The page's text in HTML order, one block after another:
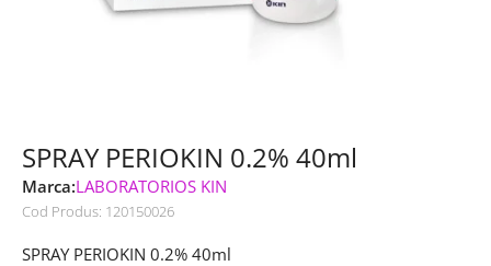
SPRAY PERIOKIN 0.2% 40ml
Marca:LABORATORIOS KIN
Cod Produs: 120150026
SPRAY PERIOKIN 0.2% 40ml